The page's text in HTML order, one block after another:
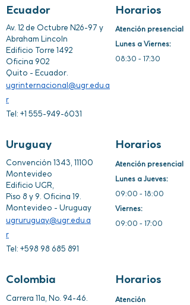
Ecuador
Av. 12 de Octubre N26-97 y
Abraham Lincoln
Edificio Torre 1492
Oficina 902
Quito - Ecuador.
ugrinternacional@ugr.edu.a
r
Tel: +1 555-949-6031
Horarios
Atención presencial
Lunes a Viernes:
08:30 - 17:30​
Uruguay
Convención 1343, 11100
Montevideo
Edificio UGR,
Piso 8 y 9. Oficina 19.
Montevideo - Uruguay
ugruruguay@ugr.edu.a
r
Tel: +598 98 685 891
Colombia
Carrera 11a, No. 94-46.
Horarios
Atención presencial
Lunes a Jueves:
09:00 - 18:00 ​
Viernes:
09:00 - 17:00
Horarios
Atención